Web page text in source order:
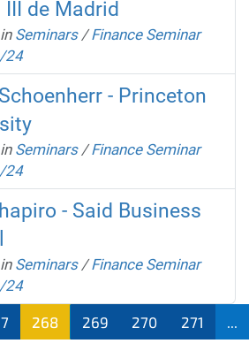
III de Madrid
Seminars /Finance Seminar
24
- Princeton
Seminars /Finance Seminar
24
- Said Business
Seminars /Finance Seminar
24
268
269 270 271